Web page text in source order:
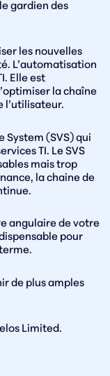
gardien des
les nouvelles
L’automatisation
Elle est
la chaîne
l’utilisateur.
System (SVS) qui
TI. Le SVS
mais trop
la chaine de
angulaire de votre
pour
de plus amples
Limited.